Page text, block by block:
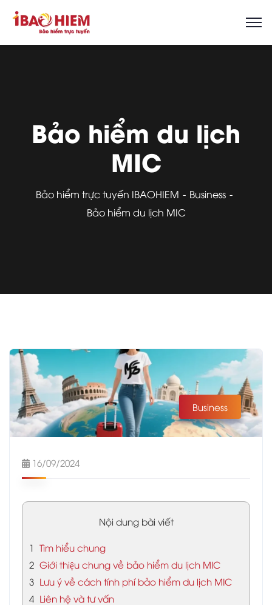
Bảo hiểm du lịch
MIC
Bảo hiểm trực tuyến IBAOHIEM
Business
Bảo hiểm du lịch MIC
Business
16/09/2024
Nội dung bài viết
1 Tìm hiểu chung
2 Giới thiệu chung về bảo hiểm du lịch MIC
3 Lưu ý về cách tính phí bảo hiểm du lịch MIC
4 Liên hệ và tư vấn